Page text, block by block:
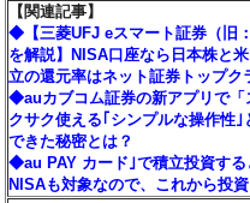
【関連記事】
◆【三菱UFJ eスマート証券（旧
を解説】NISA口座なら日本株と
立の還元率はネット証券トップク
◆auカブコム証券の新アプリで「
クサク使える｢シンプルな操作性
できた秘密とは？
◆au PAY カード｣で積立投資する
NISAも対象なので、これから投